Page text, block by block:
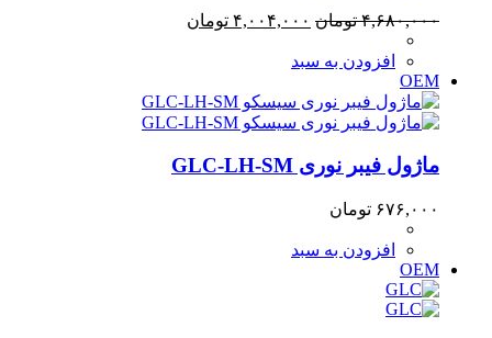
۴,۶۸۰,۰۰۰ تومان قیمت
۴,۰۰۴,۰۰۰ تومان
افزودن به سبد
OEM
ماژول فیبر نوری GLC-LH-SM
۶۷۶,۰۰۰ تومان
افزودن به سبد
OEM